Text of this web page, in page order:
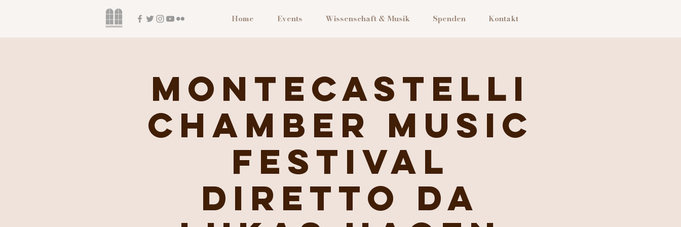
Home Events Wissenschaft & Musik Spenden Kontakt
Montecastelli
Chamber Music
Festival
diretto da